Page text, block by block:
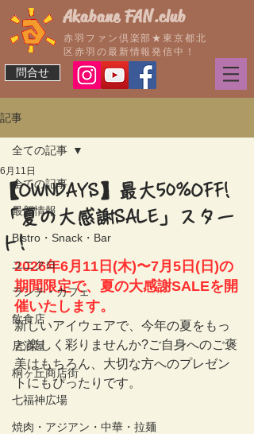
問合せ
Akabane FAN.club
赤羽ファン倶楽部★東京都北
区赤羽の最新情報発信中！
記事
全ての記事
最新情報
Bistro・Snack・Bar
ユニクロ
ランチ・カフェ
飲食店
居酒屋
桐ヶ丘商店街
七福神広場
焼肉・アジアン・中華・拉麺
全ての記事
【OWNDAYS】最大50%OFF!
「夏の大感謝SALE」スター
ト!
6月11日
2026年6月11日(木)〜7月5日(日)の
期間限定で、夏の大感謝SALEを開
催いたします。
新しいアイウェアで、今年の夏をもっ
と楽しく彩りませんか?ご自身へのご褒
美はもちろん、大切な方へのプレゼン
トにもぴったりです。